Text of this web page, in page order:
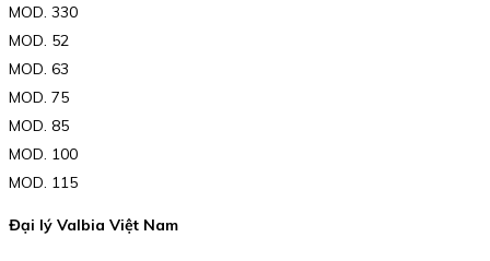
MOD. 330
MOD. 52
MOD. 63
MOD. 75
MOD. 85
MOD. 100
MOD. 115
Đại lý Valbia Việt Nam